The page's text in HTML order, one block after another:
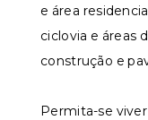
e área
ciclovia e áreas
construção e
Permita-se